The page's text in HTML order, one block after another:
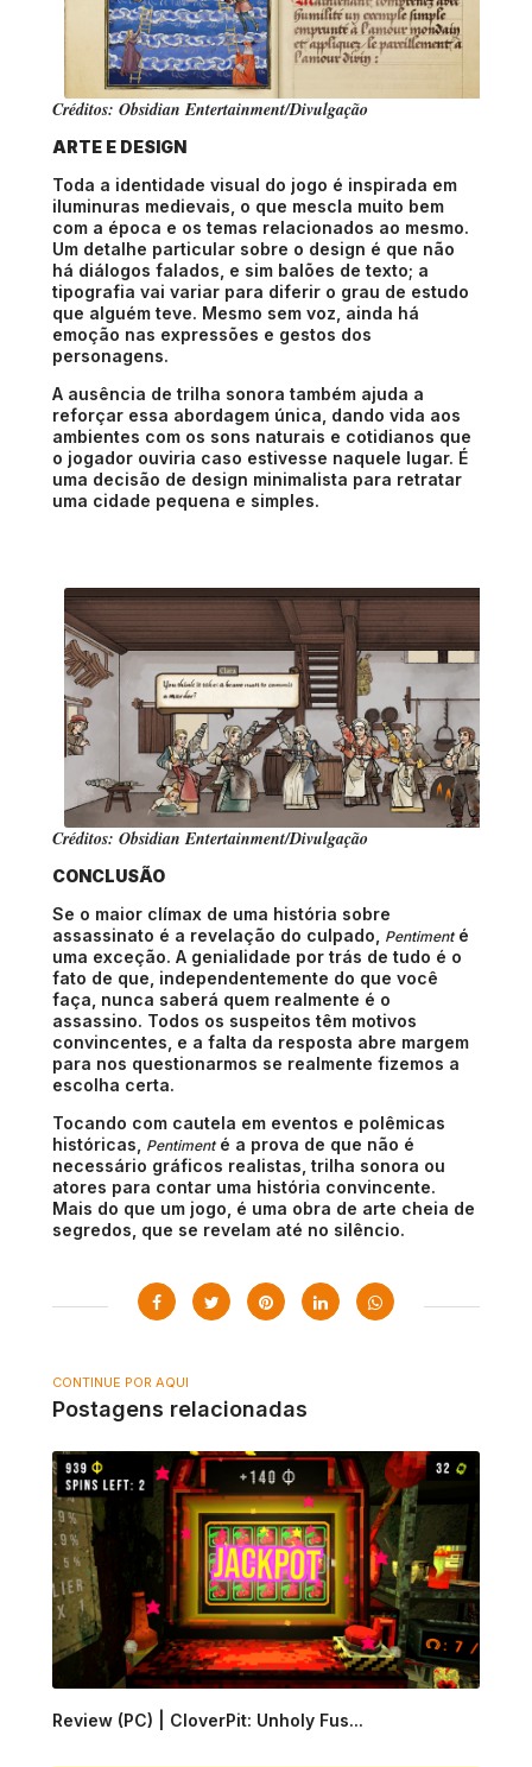
Créditos: Obsidian Entertainment/Divulgação
ARTE E DESIGN
Toda a identidade visual do jogo é inspirada em
iluminuras medievais, o que mescla muito bem
com a época e os temas relacionados ao mesmo.
Um detalhe particular sobre o design é que não
há diálogos falados, e sim balões de texto; a
tipografia vai variar para diferir o grau de estudo
que alguém teve. Mesmo sem voz, ainda há
emoção nas expressões e gestos dos
personagens.
A ausência de trilha sonora também ajuda a
reforçar essa abordagem única, dando vida aos
ambientes com os sons naturais e cotidianos que
o jogador ouviria caso estivesse naquele lugar. É
uma decisão de design minimalista para retratar
uma cidade pequena e simples.
Créditos: Obsidian Entertainment/Divulgação
CONCLUSÃO
Se o maior clímax de uma história sobre
assassinato é a revelação do culpado,
Pentimenté
uma exceção. A genialidade por trás de tudo é o
fato de que, independentemente do que você
faça, nunca saberá quem realmente é o
assassino. Todos os suspeitos têm motivos
convincentes, e a falta da resposta abre margem
para nos questionarmos se realmente fizemos a
escolha certa.
Tocando com cautela em eventos e polêmicas
históricas,
Pentimenté a prova de que não é
necessário gráficos realistas, trilha sonora ou
atores para contar uma história convincente.
Mais do que um jogo, é uma obra de arte cheia de
segredos, que se revelam até no silêncio.
CONTINUE POR AQUI
Postagens relacionadas
Review (PC) | CloverPit: Unholy Fus...